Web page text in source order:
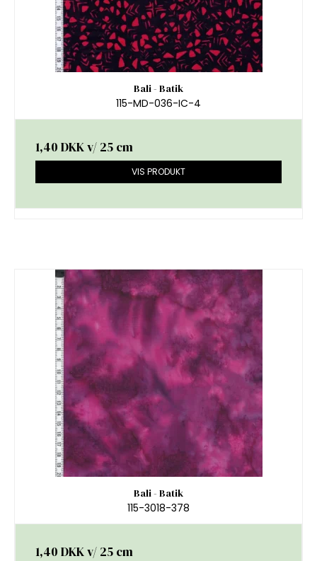
Bali - Batik
115-MD-036-IC-4
1,40 DKKv/ 25 cm
VIS PRODUKT
Bali - Batik
115-3018-378
1,40 DKKv/ 25 cm